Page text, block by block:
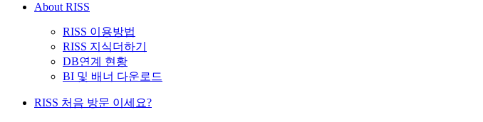
About RISS
RISS 이용방법
RISS 지식더하기
DB연계 현황
BI 및 배너 다운로드
RISS 처음 방문 이세요?